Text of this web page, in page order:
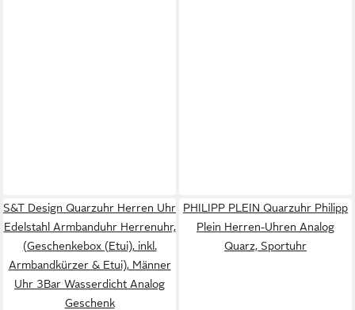
S&T Design Quarzuhr Herren Uhr
Edelstahl Armbanduhr Herrenuhr,
(Geschenkebox (Etui), inkl.
Armbandkürzer & Etui), Männer
Uhr 3Bar Wasserdicht Analog
Geschenk
PHILIPP PLEIN Quarzuhr Philipp
Plein Herren-Uhren Analog
Quarz, Sportuhr